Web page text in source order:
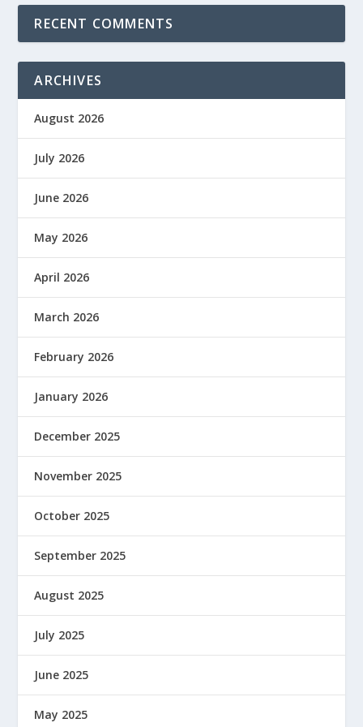
RECENT COMMENTS
ARCHIVES
August 2026
July 2026
June 2026
May 2026
April 2026
March 2026
February 2026
January 2026
December 2025
November 2025
October 2025
September 2025
August 2025
July 2025
June 2025
May 2025